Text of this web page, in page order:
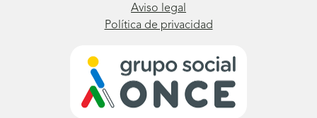
Aviso legal
Política de privacidad